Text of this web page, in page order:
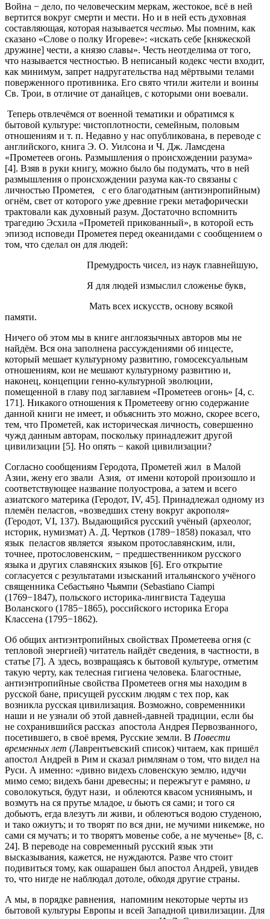
Война − дело, по человеческим меркам, жестокое, всё в ней
вертится вокруг смерти и мести. Но и в ней есть духовная
составляющая, которая называется честью. Мы помним, как
сказано «Слове о полку Игореве»: «искать себе [княжеской
дружине] чести, а князю славы». Честь неотделима от того,
что называется честностью. В неписаный кодекс чести входит,
как минимум, запрет надругательства над мёртвыми телами
поверженного противника. Его свято чтили жители и воины
Св. Трои, в отличие от данайцев, с которыми они воевали.
Теперь отвлечёмся от военной тематики и обратимся к
бытовой культуре: чистоплотности, семейным, половым
отношениям и т. п. Недавно у нас опубликована, в переводе с
английского, книга Э. О. Уилсона и Ч. Дж. Ламсдена
«Прометеев огонь. Размышления о происхождении разума»
[4]. Взяв в руки книгу, можно было бы подумать, что в ней
размышления о происхождении разума как-то связаны с
личностью Прометея, с его благодатным (антиэнропийным)
огнём, свет от которого уже древние греки метафорически
трактовали как духовный разум. Достаточно вспомнить
трагедию Эсхила «Прометей прикованный», в которой есть
эпизод исповеди Прометея перед океанидами с сообщением о
том, что сделал он для людей:
Премудрость чисел, из наук главнейшую,
Я для людей измыслил сложенье букв,
Мать всех искусств, основу всякой
памяти.
Ничего об этом мы в книге англоязычных авторов мы не
найдём. Вся она заполнена рассуждениями об инцесте,
который мешает культурному развитию, гомосексуальным
отношениям, кои не мешают культурному развитию и,
наконец, концепции генно-культурной эволюции,
помещенной в главу под заглавием «Прометеев огонь» [4, c.
171]. Никакого отношения к Прометееву огню содержание
данной книги не имеет, и объяснить это можно, скорее всего,
тем, что Прометей, как историческая личность, совершенно
чужд данным авторам, поскольку принадлежит другой
цивилизации [5]. Но опять − какой цивилизации?
Согласно сообщениям Геродота, Прометей жил в Малой
Азии, жену его звали Азия, от имени которой произошло и
соответствующее название полуострова, а затем и всего
азиатского материка (Геродот, IV, 45]. Принадлежал одному из
племён пеласгов, «возведших стену вокруг акрополя»
(Геродот, VI, 137). Выдающийся русский учёный (археолог,
историк, нумизмат) А. Д. Чертков (1789−1858) показал, что
язык пеласгов является языком протославянским, или,
точнее, протословенским, − предшественником русского
языка и других славянских языков [6]. Его открытие
согласуется с результатами изысканий итальянского учёного
священника Себастьяно Чьямпи (Sebastiano Ciampi
(1769−1847), польского историка-лингвиста Тадеуша
Воланского (1785−1865), российского историка Егора
Классена (1795−1862).
Об общих антиэнтропийных свойствах Прометеева огня (с
тепловой энергией) читатель найдёт сведения, в частности, в
статье [7]. А здесь, возвращаясь к бытовой культуре, отметим
такую черту, как телесная гигиена человека. Благостные,
антиэнтропийные свойства Прометеев огня мы находим в
русской бане, присущей русским людям с тех пор, как
возникла русская цивилизация. Возможно, современники
наши и не узнали об этой давней-давней традиции, если бы
не сохранившийся рассказ апостола Андрея Первозванного,
посетившего, в своё время, Русские земли. В Повести
временных лет (Лаврентьевский список) читаем, как пришёл
апостол Андрей в Рим и сказал римлянам о том, что видел на
Руси. А именно: «дивно видехъ словенскую землю, идучи
мимо семо; видехъ бани древесны; и пережъгут е рамяно, и
соволокуться, будут нази, и облеются квасом усниянымъ, и
возмутъ на ся прутье младое, и бьютъ ся сами; и того ся
добьютъ, егда влезутъ ли живи, и облеютъся водою студеною,
и тако ожиутъ; и то творят по вся дни, не мучими никемже, но
сами ся мучатъ; и то творятъ мовенье собе, а не мученье» [8, c.
24]. В переводе на современный русский язык эти
высказывания, кажется, не нуждаются. Разве что стоит
подивиться тому, как ошарашен был апостол Андрей, увидев
то, что нигде не наблюдал дотоле, обходя другие страны.
А мы, в порядке равнения, напомним некоторые черты из
бытовой культуры Европы и всей Западной цивилизации. Для